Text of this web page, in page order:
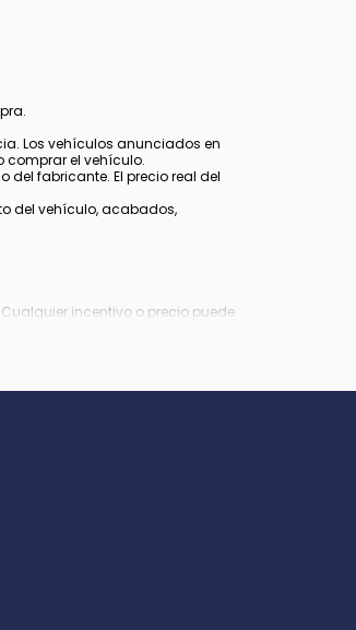
Los vehículos anunciados en
comprar el vehículo.
del fabricante. El precio real del
del vehículo, acabados,
incentivo o precio puede